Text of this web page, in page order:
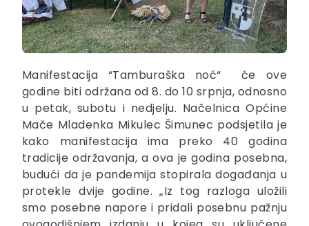
Manifestacija “Tamburaška noć“ će ove
godine biti održana od 8. do 10 srpnja, odnosno
u petak, subotu i nedjelju. Načelnica Općine
Mače Mladenka Mikulec Šimunec podsjetila je
kako manifestacija ima preko 40 godina
tradicije održavanja, a ova je godina posebna,
budući da je pandemija stopirala događanja u
protekle dvije godine. „Iz tog razloga uložili
smo posebne napore i pridali posebnu pažnju